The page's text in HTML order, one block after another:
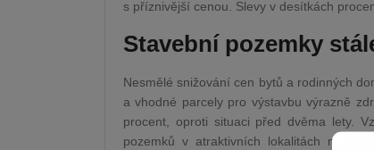
s příznivější cenou. Slevy v desítkách
Stavební pozemky
Nesmělé snižování cen bytů a rodinných
a vhodné parcely pro výstavbu výrazně
procent, oproti situaci před dvěma lety.
pozemků v atraktivních lokalitách nelze